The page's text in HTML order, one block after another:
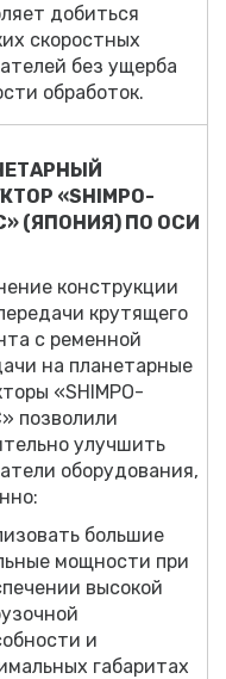
добиться
скоростных
без ущерба
обработок.
«SHIMPO-
(ЯПОНИЯ) ПО ОСИ
конструкции
крутящего
с ременной
на планетарные
«SHIMPO-
позволили
улучшить
оборудования,
большие
мощности при
высокой
и
габаритах